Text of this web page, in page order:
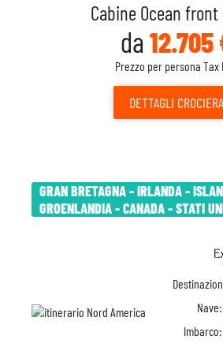
Cabine Ocean
da 12.705
Prezzo per persona Tax
DETTAGLI CROCIERA
GRAN BRETAGNA - IRLANDA -
GROENLANDIA - CANADA - STATI
Nave:
Imbarco: